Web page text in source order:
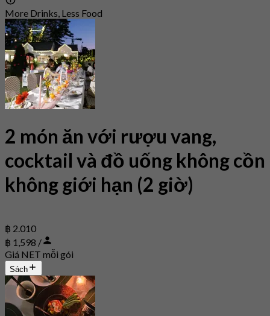
More Drinks, Less Food
2 món ăn với rượu vang,
cocktail và đồ uống không cồn
không giới hạn (2 giờ)
฿ 2.010
฿ 1,598 /
Giá NET mỗi gói
Sách